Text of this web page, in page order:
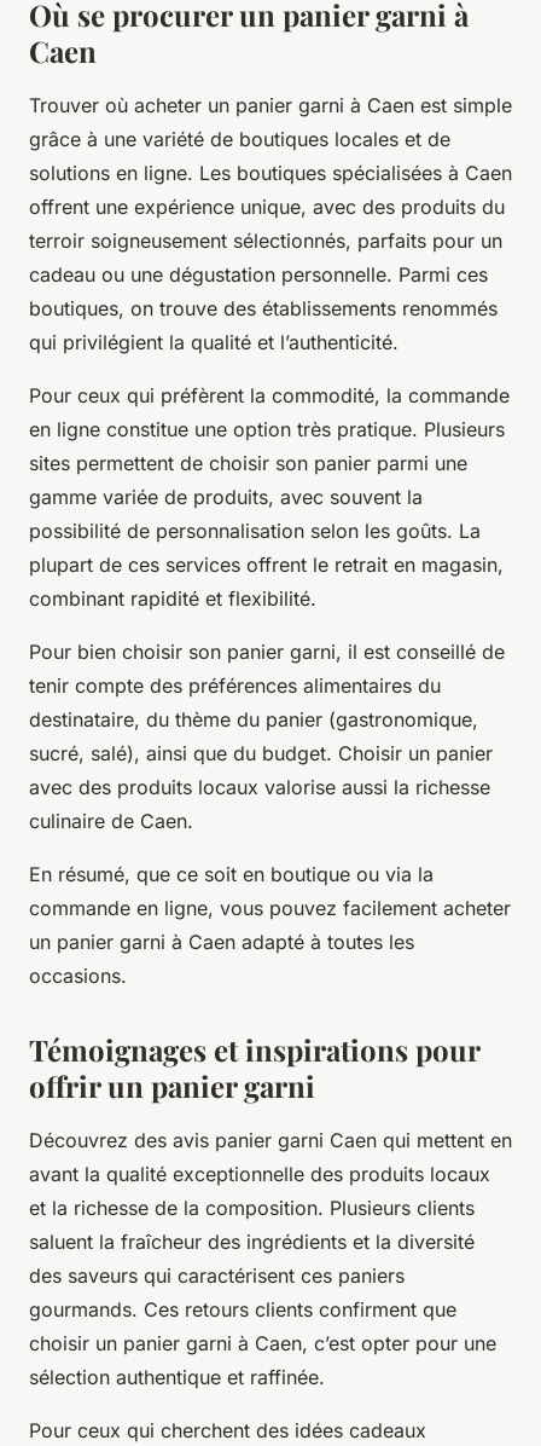
Où se procurer un panier garni à
Caen
Trouver où acheter un panier garni à Caen est simple
grâce à une variété de boutiques locales et de
solutions en ligne. Les boutiques spécialisées à Caen
offrent une expérience unique, avec des produits du
terroir soigneusement sélectionnés, parfaits pour un
cadeau ou une dégustation personnelle. Parmi ces
boutiques, on trouve des établissements renommés
qui privilégient la qualité et l’authenticité.
Pour ceux qui préfèrent la commodité, la commande
en ligne constitue une option très pratique. Plusieurs
sites permettent de choisir son panier parmi une
gamme variée de produits, avec souvent la
possibilité de personnalisation selon les goûts. La
plupart de ces services offrent le retrait en magasin,
combinant rapidité et flexibilité.
Pour bien choisir son panier garni, il est conseillé de
tenir compte des préférences alimentaires du
destinataire, du thème du panier (gastronomique,
sucré, salé), ainsi que du budget. Choisir un panier
avec des produits locaux valorise aussi la richesse
culinaire de Caen.
En résumé, que ce soit en boutique ou via la
commande en ligne, vous pouvez facilement acheter
un panier garni à Caen adapté à toutes les
occasions.
Témoignages et inspirations pour
offrir un panier garni
Découvrez des avis panier garni Caen qui mettent en
avant la qualité exceptionnelle des produits locaux
et la richesse de la composition. Plusieurs clients
saluent la fraîcheur des ingrédients et la diversité
des saveurs qui caractérisent ces paniers
gourmands. Ces retours clients confirment que
choisir un panier garni à Caen, c’est opter pour une
sélection authentique et raffinée.
Pour ceux qui cherchent des idées cadeaux